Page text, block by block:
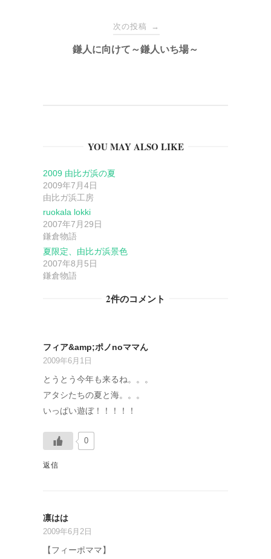
ョ
ン
次の投稿 →
鎌人に向けて～鎌人いち場～
YOU MAY ALSO LIKE
2009 由比ガ浜の夏
2009年7月4日
由比ガ浜工房
ruokala lokki
2007年7月29日
鎌倉物語
夏限定、由比ガ浜景色
2007年8月5日
鎌倉物語
2件のコメント
フィア&amp;ポノnoママん
2009年6月1日
とうとう今年も来るね。。。
アタシたちの夏と海。。。
いっぱい遊ぼ！！！！！
0
返信
凛はは
2009年6月2日
【フィーポママ】